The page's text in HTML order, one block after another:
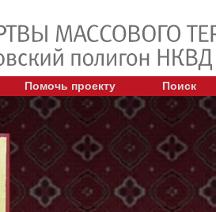
Помочь проекту Поиск